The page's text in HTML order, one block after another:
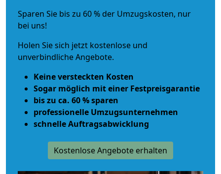
Sparen Sie bis zu 60 % der Umzugskosten, nur
bei uns!
Holen Sie sich jetzt kostenlose und
unverbindliche Angebote.
Keine versteckten Kosten
Sogar möglich mit einer Festpreisgarantie
bis zu ca. 60 % sparen
professionelle Umzugsunternehmen
schnelle Auftragsabwicklung
Kostenlose Angebote erhalten